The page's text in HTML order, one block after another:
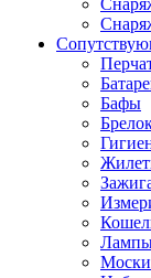
Бафы